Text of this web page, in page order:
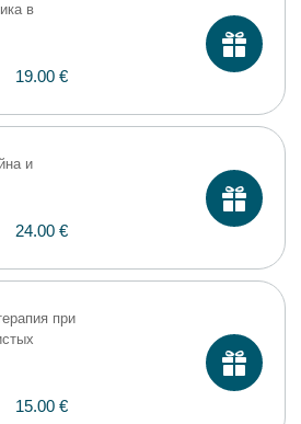
в
19.00 €
и
24.00 €
при
15.00 €